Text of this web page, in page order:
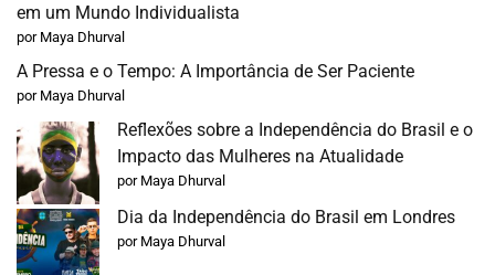
em um Mundo Individualista
por Maya Dhurval
A Pressa e o Tempo: A Importância de Ser Paciente
por Maya Dhurval
Reflexões sobre a Independência do Brasil e o
Impacto das Mulheres na Atualidade
por Maya Dhurval
Dia da Independência do Brasil em Londres
por Maya Dhurval